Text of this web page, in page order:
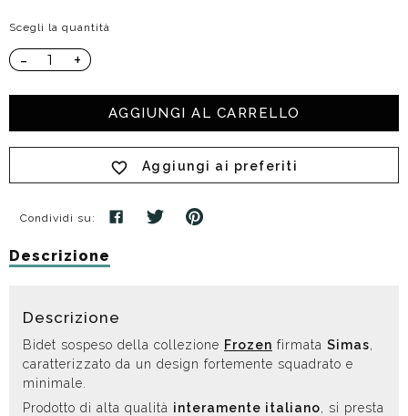
Scegli la quantità
- +
AGGIUNGI AL CARRELLO
Aggiungi ai preferiti
Condividi su:
Descrizione
Descrizione
Bidet sospeso della collezione Frozen firmata Simas,
caratterizzato da un design fortemente squadrato e
minimale.
Prodotto di alta qualità interamente italiano, si presta